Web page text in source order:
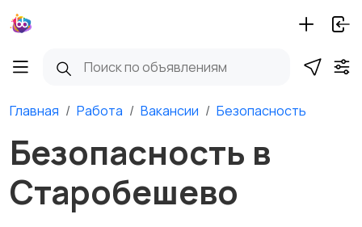
Главная Работа Вакансии Безопасность
Безопасность в
Старобешево